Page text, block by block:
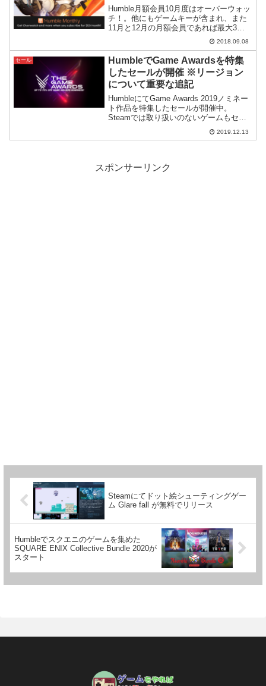
Humble月額会員10月度はオーバーウォッ
チ！。他にもゲームキーが含まれ、また
11月と12月の月額会員であれば最大3個
のオーバーウォッチのルートボックスの
2018.09.08
セール
HumbleでGame Awardsを特集
したセールが開催 ※リージョン
について重要な追記
HumbleにてGame Awards 2019ノミネー
ト作品を特集したセールが開催中。
Steamでは取り扱いのないゲームもセー
ル対象になっているのが特徴です。2019.12.13
スポンサーリンク
Steamにてドット絵シューティングゲー
ム Glare fall が無料でリリース
Humbleでスクエニのゲームを集めた
SQUARE ENIX Collective Bundle 2020が
スタート